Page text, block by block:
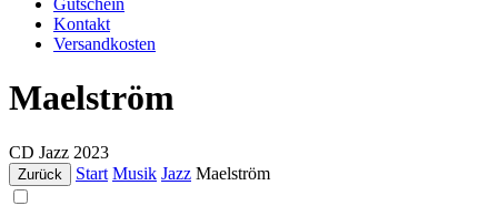
Gutschein
Kontakt
Versandkosten
Maelström
CD Jazz 2023
Zurück Start Musik Jazz Maelström